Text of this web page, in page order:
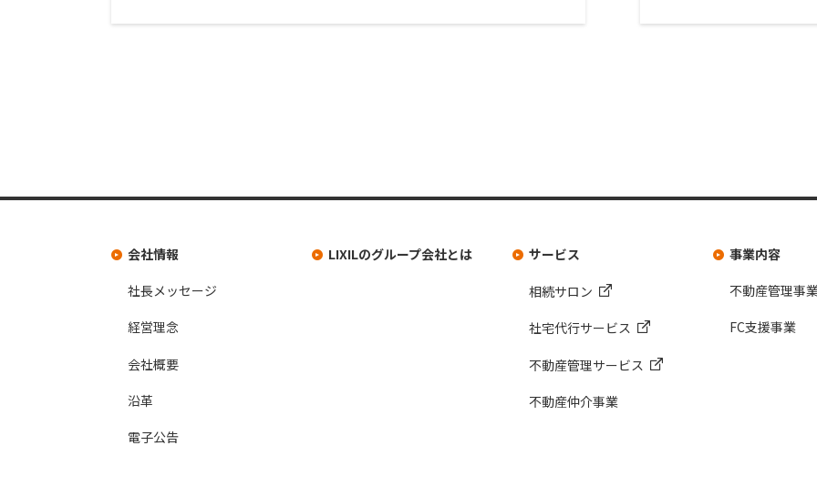
会社情報
社長メッセージ
経営理念
会社概要
沿革
電子公告
LIXILのグループ会社とは サービス
相続サロン
社宅代行サービス
不動産管理サービス
不動産仲介事業
事業内容
不動産管理事
FC支援事業